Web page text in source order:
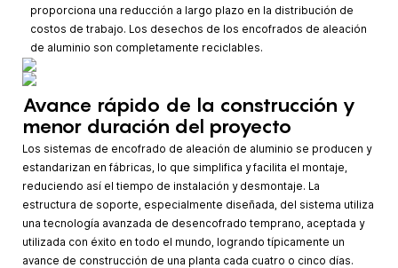
proporciona una reducción a largo plazo en la distribución de
costos de trabajo. Los desechos de los encofrados de aleación
de aluminio son completamente reciclables.
Avance rápido de la construcción y
menor duración del proyecto
Los sistemas de encofrado de aleación de aluminio se producen y
estandarizan en fábricas, lo que simplifica y facilita el montaje,
reduciendo así el tiempo de instalación y desmontaje. La
estructura de soporte, especialmente diseñada, del sistema utiliza
una tecnología avanzada de desencofrado temprano, aceptada y
utilizada con éxito en todo el mundo, logrando típicamente un
avance de construcción de una planta cada cuatro o cinco días.